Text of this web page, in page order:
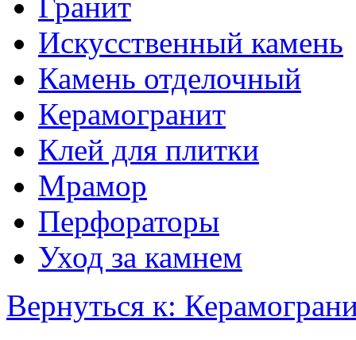
Гранит
Искусственный камень
Камень отделочный
Керамогранит
Клей для плитки
Мрамор
Перфораторы
Уход за камнем
Вернуться к: